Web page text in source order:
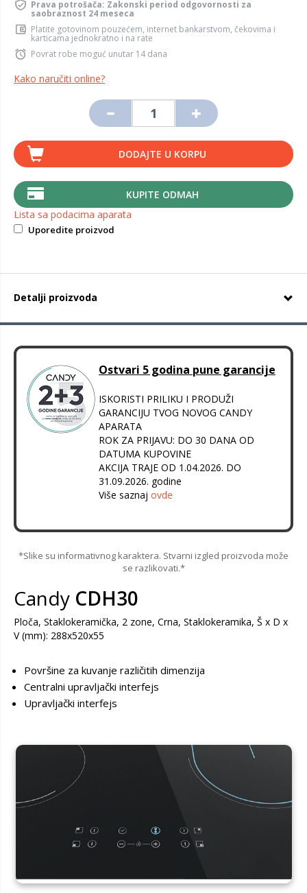
Prava potrošača: Zakonski period odgovornosti za
saobraznost 24 meseca
Platite gotovinom pouzećem, internet bankarstvom, čekovima i
karticama jednokratno i na rate
Povrat robe moguć unutar 14 dana
Kako naručiti online?
DODAJTE U KORPU
KUPITE ODMAH
Lista sa podacima aparata
Uporedite proizvod
Detalji proizvoda
Ostvari 5 godina pune garancije
ISKORISTI PRILIKU I PRODUŽI
GARANCIJU TVOG NOVOG CANDY
APARATA
ROK ZA PRIJAVU: DO 30 DANA OD
DATUMA KUPOVINE
AKCIJA TRAJE OD 1.04.2026. DO
31.09.2026. godine
Više saznaj ovde
*Slike su informativnog karaktera. Stvarni izgled proizvoda može
se razlikovati.*
Candy CDH30
Ploča, Staklokeramička, 2 zone, Crna, Staklokeramika, Š x D x
V (mm): 288x520x55
Površine za kuvanje različitih dimenzija
Centralni upravljački interfejs
Upravljački interfejs